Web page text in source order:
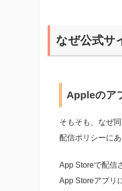
なぜ公式サ
Appleのア
そもそも、なぜ
配信ポリシーにあ
App Storeで配信
App Storeアプリ